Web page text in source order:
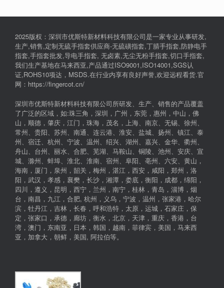
2025版权：深圳市优斯特新材料科技有限公司是一家专业从事研发,
生产,销售,定制无硫手指套供应商-无硫磺指套,丁腈手指套,防静电手
指套,手指套批发,导电手指套, 无卤素,无尘无粉手指套,切口手指套,
我们生产基地在马来西亚,产品通过ISO9001,ISO14001,SGS认
证,ROHS10项达，MSDS.在行业内享有良好声誉,欢迎远程看货.官
网：https://fingercot.cn/
深圳市优斯特新材料科技有限公司所研发、生产、销售的产品覆盖
了广泛的区域，如:珠三角，深圳，广州，东莞，惠州，中山，佛
山，顺德，肇庆，江门，珠海，茂名，上海、南京、无锡、徐州、
常州、贵阳、苏州、南通、连云港、淮安、盐城、扬州、镇江、泰
州、宿迁、杭州、宁波、温州、绍兴、湖州、嘉兴、金华、衢州、
舟山、台州、丽水、合肥、芜湖、马鞍山、铜陵、池州、安庆、宣
城、滁州、蚌埠、淮北、淮南、宿州、阜阳、亳州、六安、黄山，
海南，厦门，泉州，韶关，梅州，湛江，西安，咸阳，郑州，洛
阳，武汉，孝感，襄樊，长沙，湘潭，娄底，衡阳，成都，绵阳，
四川，遵义，昆明，西宁，兰州，南宁，桂林，青岛，淄博，烟
台，南昌，九江，合肥, 杭州，义乌，宁波，温州，张家港，哈尔
滨，牡丹江，吉林，长春，呼和浩特，太原，运城，石家庄，保
定，张家口，承德，廊坊，衡水，北京，天津，重庆，香港，台
湾，澳门，东南亚，日本，韩国，越南，菲律宾，美国，马来西
亚，加拿大，朝鲜，美国, 阿拉伯等。